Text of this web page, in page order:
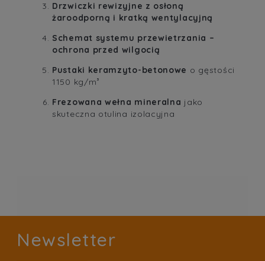
Drzwiczki rewizyjne z osłoną
żaroodporną i kratką wentylacyjną
Schemat systemu przewietrzania –
ochrona przed wilgocią
Pustaki keramzyto-betonowe o gęstości
1150 kg/m³
Frezowana wełna mineralna jako
skuteczna otulina izolacyjna
Newsletter